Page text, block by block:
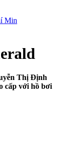
Min
Thị Định
cấp với hồ bơi